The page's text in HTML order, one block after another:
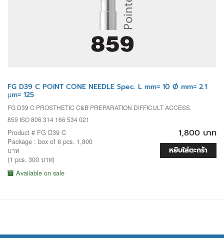
FG D39 C POINT CONE NEEDLE Spec. L mm= 10 Ø mm= 2.1
µm= 125
FG D39 C PROSTHETIC C&B PREPARATION DIFFICULT ACCESS
859 ISO 806 314 166 534 021
Product # FG D39 C
Package : box of 6 pcs. 1,800
บาท
(1 pcs. 300 บาท)
Available on sale
1,800 บาท
หยิบใส่ตะกร้า